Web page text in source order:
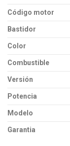
Código motor
Bastidor
Color
Combustible
Versión
Potencia
Modelo
Garantia